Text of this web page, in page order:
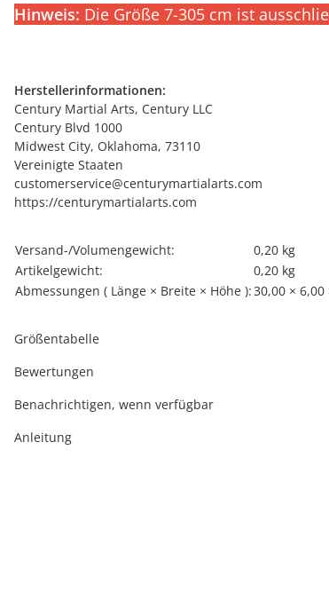
Hinweis: Die Größe 7-305 cm ist
Herstellerinformationen:
Century Martial Arts, Century LLC
Century Blvd 1000
Midwest City, Oklahoma, 73110
Vereinigte Staaten
customerservice@centurymartialarts.com
https://centurymartialarts.com
Produkteigenschaft
Wert
Versand-/Volumengewicht:
0,20 kg
Artikelgewicht:
0,20 kg
Abmessungen ( Länge × Breite × Höhe ):30,00 × 6,00
Größentabelle
Bewertungen
Benachrichtigen, wenn verfügbar
Anleitung